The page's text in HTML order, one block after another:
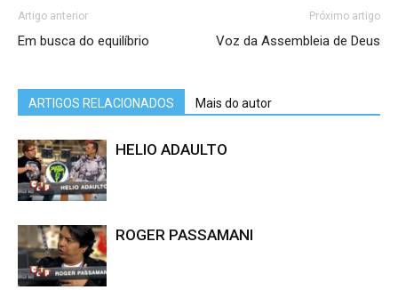
Artigo anterior
Em busca do equilíbrio
Próximo artigo
Voz da Assembleia de Deus
ARTIGOS RELACIONADOS Mais do autor
HELIO ADAULTO
ROGER PASSAMANI